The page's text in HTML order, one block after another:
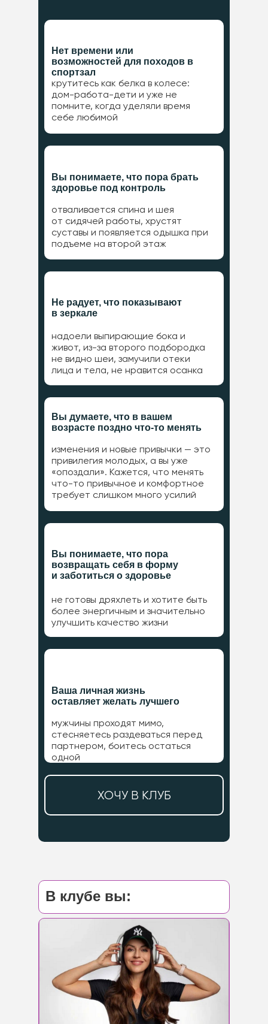
Вы думаете, что в вашем
возрасте поздно что-то менять
изменения и новые привычки — это
привилегия молодых, а вы уже
«опоздали». Кажется, что менять
что-то привычное и комфортное
требует слишком много усилий
Вы понимаете, что пора брать
здоровье под контроль
отваливается спина и шея
от сидячей работы, хрустят
суставы и появляется одышка при
подъеме на второй этаж
Не радует, что показывают
в зеркале
надоели выпирающие бока и
живот, из-за второго подбородка
не видно шеи, замучили отеки
лица и тела, не нравится осанка
Вы понимаете, что пора
возвращать себя в форму
и заботиться о здоровье
не готовы дряхлеть и хотите быть
более энергичным и значительно
улучшить качество жизни
ХОЧУ В КЛУБ
Ваша личная жизнь
оставляет желать лучшего
мужчины проходят мимо,
стесняетесь раздеваться перед
партнером, боитесь остаться
одной
Нет времени или
возможностей для походов в
спортзал
крутитесь как белка в колесе:
дом-работа-дети и уже не
помните, когда уделяли время
себе любимой
В клубе вы: